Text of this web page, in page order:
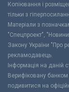
Копіювання і
тільки з
Матеріали з
"Спецпроект",
Закону України "Про
рекламодавець.
Інформація на даній
Верифіковану
подивитися на